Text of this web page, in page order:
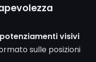
potenziamenti visivi
sulle posizioni